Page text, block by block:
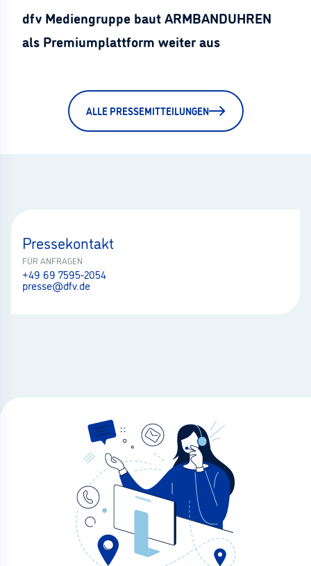
dfv Mediengruppe baut ARMBANDUHREN
als Premiumplattform weiter aus
ALLE PRESSEMITTEILUNGEN
Pressekontakt
FÜR ANFRAGEN
+49 69 7595-2054
presse@dfv.de